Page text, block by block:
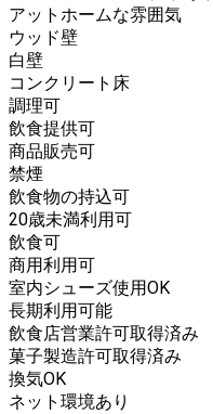
アットホームな雰囲気
ウッド壁
白壁
コンクリート床
調理可
飲食提供可
商品販売可
禁煙
飲食物の持込可
20歳未満利用可
飲食可
商用利用可
室内シューズ使用OK
長期利用可能
飲食店営業許可取得済み
菓子製造許可取得済み
換気OK
ネット環境あり